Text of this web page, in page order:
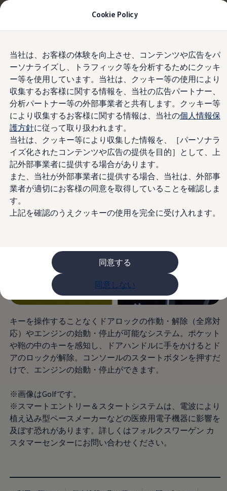
Cookie Policy
当社は、お客様の体験を向上させ、コンテンツや広告をパ
ーソナライズし、トラフィック等を分析するためにクッキ
ー等を使用しています。当社は、クッキー等の使用により
収集するお客様に関する情報を、当社の広告パートナー、
分析パートナー等の外部事業者と共有します。クッキー等
により収集するお客様に関する情報は、当社の個人情報保
護方針に従って取り扱われます。
当社は、クッキー等により収集した情報を、［パーソナラ
イズ化されたコンテンツや広告の提供を目的］として、上
記外部事業者に提供する場合があります。
また、当社が外部事業者に提供する場合、当社は、外部事
業者が適切にお客様の同意を取得していることを確認しま
す。
上記を確認のうえクッキーの使用を完全に受け入れます。
同意する
同意しない
main
content
to
footer
お乗り換えを10万円補助＋適用金利1.99%
| 9月30日(水)まで今すぐチェック
デジタルカタログ
セーフティ マイスター
デジタルカタログ
ID. Buzz
T-Cross
Tiguan
Golf
Golf GTI
Golf R
Golf Variant
Golf R Variant
Passat
ID.4
Polo
Polo GTI
Golf Touran
T-Roc R
フォルクスワーゲンマガジン
ブランドストーリー
購入検討中の方へ
オファー(購入サポート・金利情報)
Golf お乗り換えを10万円補助
Golf Variant お乗り換えを10万円補助
Volkswagenアンバサダープログラム
ファイナンシャルサービス
ファイナンシャルサービス
フォルクスワーゲン自動車保険プラス
Volkswagen Card
お支払いシミュレーション
ライフスタイルに合ったプランをみつける
カスタマーポータル 登録・ログイン
Match Maker 登録・ログイン
補助金・エコカー優遇制度
補助金・エコカー優遇制度
ID.4
Golf
スマートエントリー&スタートシステ
ム"Keyless Access“
キーレス操作で快適に
キーを操作することなくドアロックの作動・解除（全席対
応）やエンジンの始動・停止が可能なシステム。ポケット
や鞄の中のキーを感知し、ドアハンドルに手をかけるとド
アのロックが解除。コンソールのスタートボタンを押すだ
けで、エンジンの始動・停止ができます。
※画像はGolfです。
※スマートエントリー＆スタートシステムは、電波により
植え込み型ペースメーカーなどの医療用電子機器に影響を
及ぼす恐れがあります。詳しくはフォルクスワーゲン カ
スタマーセンターにお問い合わせください。